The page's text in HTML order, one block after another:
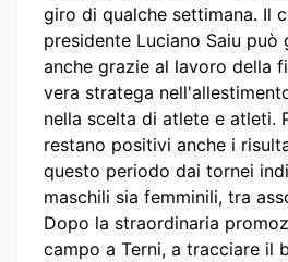
giro di qualche settimana. Il
presidente Luciano Saiu può
anche grazie al lavoro della
vera stratega
nella scelta di atlete e atleti.
restano positivi anche i
questo periodo dai tornei
maschili sia femminili, tra
Dopo la straordinaria
campo a Terni, a tracciare il